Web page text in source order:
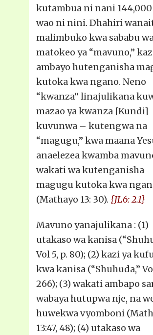
kutambua ni nani
wao ni nini. Dhahiri
malimbuko kwa sababu
matokeo ya “mavuno,”
ambayo hutenganisha
kutoka kwa ngano. Neno
“kwanza” linajulikana
mazao ya kwanza [Kundi]
kuvunwa – kutengwa na
“magugu,” kwa maana
anaelezea kwamba
wakati wa kutenganisha
magugu kutoka kwa
(Mathayo 13: 30). {JL6: 2.1}
Mavuno yanajulikana : (1)
utakaso wa kanisa
Vol 5, p. 80); (2) kazi ya
kwa kanisa (“Shuhuda,”
266); (3) wakati ambapo
wabaya hutupwa nje, na
huwekwa vyomboni
13:47, 48); (4) utakaso wa